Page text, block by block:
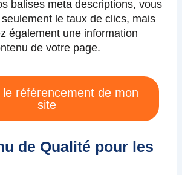
balises meta descriptions, vous
le taux de clics, mais
également une information
de votre page.
référencement de mon
site
de Qualité pour les